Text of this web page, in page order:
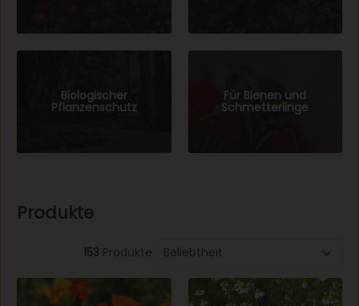
Biologischer
Pflanzenschutz
Für Bienen und
Schmetterlinge
Produkte
153 Produkte